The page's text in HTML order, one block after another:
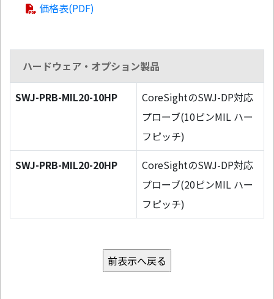
価格表(PDF)
ハードウェア・オプション製品
SWJ-PRB-MIL20-10HP
CoreSightのSWJ-DP対応
プローブ(10ピンMIL ハー
フピッチ)
SWJ-PRB-MIL20-20HP
CoreSightのSWJ-DP対応
プローブ(20ピンMIL ハー
フピッチ)